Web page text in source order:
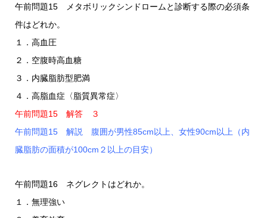
午前問題15 メタボリックシンドロームと診断する際の必須条
件はどれか。
１．高血圧
２．空腹時高血糖
３．内臓脂肪型肥満
４．高脂血症〈脂質異常症〉
午前問題15 解答 ３
午前問題15 解説 腹囲が男性85cm以上、女性90cm以上（内
臓脂肪の面積が100cm２以上の目安）
午前問題16 ネグレクトはどれか。
１．無理強い